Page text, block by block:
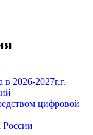
в 2026-2027г.г.
цифровой
России